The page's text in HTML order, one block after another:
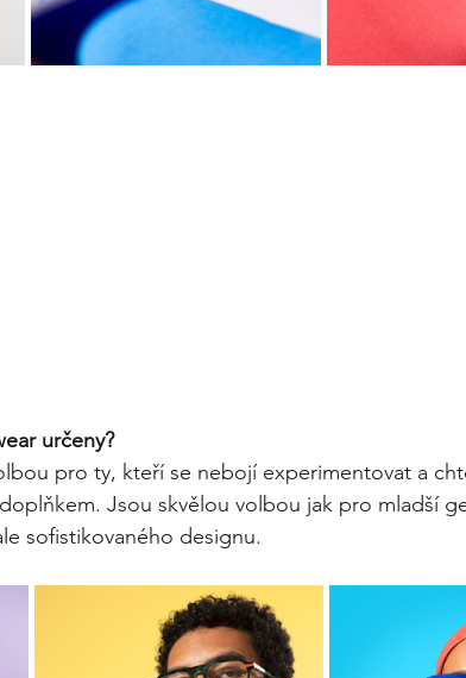
určeny?
pro ty, kteří se nebojí experimentovat a
Jsou skvělou volbou jak pro mladší
sofistikovaného designu.